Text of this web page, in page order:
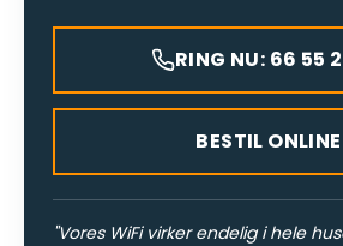
RING NU: 66 55
BESTIL ONLINE
"Vores WiFi virker endelig i hele